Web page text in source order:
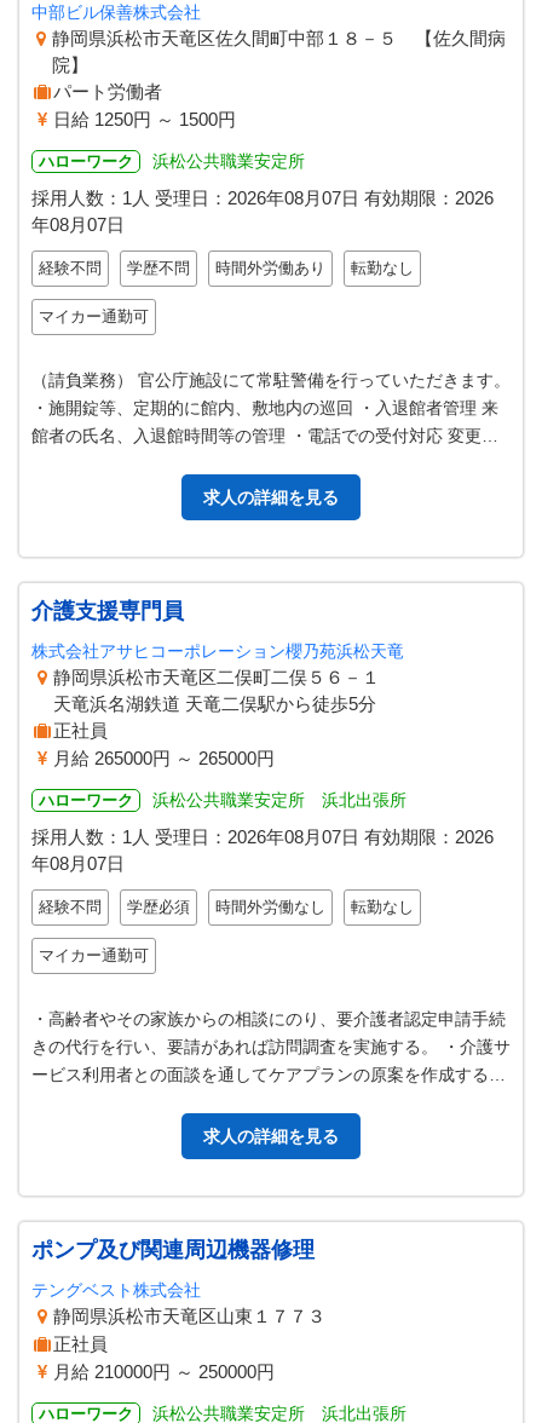
中部ビル保善株式会社
静岡県浜松市天竜区佐久間町中部１８－５ 【佐久間病
院】
パート労働者
日給 1250円 ～ 1500円
ハローワーク 浜松公共職業安定所
採用人数：1人 受理日： 2026年08月07日 有効期限： 2026
年08月07日
経験不問 学歴不問 時間外労働あり 転勤なし
マイカー通勤可
（請負業務） 官公庁施設にて常駐警備を行っていただきます。
・施開錠等、定期的に館内、敷地内の巡回 ・入退館者管理 来
館者の氏名、入退館時間等の管理 ・電話での受付対応 変更範
求人の詳細を見る
介護支援専門員
株式会社アサヒコーポレーション櫻乃苑浜松天竜
静岡県浜松市天竜区二俣町二俣５６－１
天竜浜名湖鉄道 天竜二俣駅から徒歩5分
正社員
月給 265000円 ～ 265000円
ハローワーク 浜松公共職業安定所 浜北出張所
採用人数：1人 受理日： 2026年08月07日 有効期限： 2026
年08月07日
経験不問 学歴必須 時間外労働なし 転勤なし
マイカー通勤可
・高齢者やその家族からの相談にのり、要介護者認定申請手続
きの代行を行い、要請があれば訪問調査を実施する。 ・介護サ
ービス利用者との面談を通してケアプランの原案を作成する。
求人の詳細を見る
ポンプ及び関連周辺機器修理
テングベスト株式会社
静岡県浜松市天竜区山東１７７３
正社員
月給 210000円 ～ 250000円
ハローワーク 浜松公共職業安定所 浜北出張所